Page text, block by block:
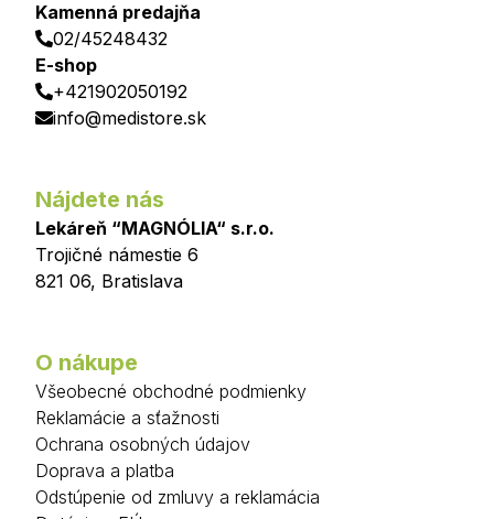
Kamenná predajňa
02/45248432
E-shop
+421902050192
info@medistore.sk
Nájdete nás
Lekáreň “MAGNÓLIA“ s.r.o.
Trojičné námestie 6
821 06, Bratislava
O nákupe
Všeobecné obchodné podmienky
Reklamácie a sťažnosti
Ochrana osobných údajov
Doprava a platba
Odstúpenie od zmluvy a reklamácia